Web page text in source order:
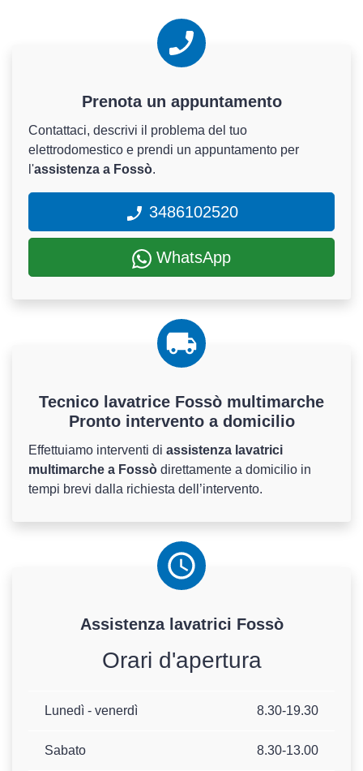
Prenota un appuntamento
Contattaci, descrivi il problema del tuo
elettrodomestico e prendi un appuntamento per
l'assistenza a Fossò.
3486102520
WhatsApp
Tecnico lavatrice Fossò multimarche
Pronto intervento a domicilio
Effettuiamo interventi di assistenza lavatrici
multimarche a Fossò direttamente a domicilio in
tempi brevi dalla richiesta dell’intervento.
Assistenza lavatrici Fossò
Orari d'apertura
Lunedì - venerdì 8.30-19.30
Sabato 8.30-13.00